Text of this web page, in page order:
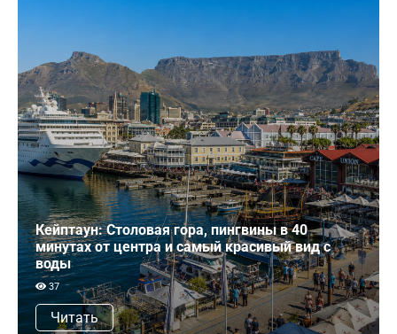
Кейптаун: Столовая гора, пингвины в 40
минутах от центра и самый красивый вид с
воды
37
Читать